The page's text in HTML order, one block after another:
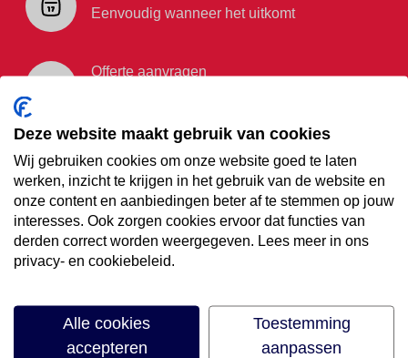
Eenvoudig wanneer het uitkomt
Offerte aanvragen
€35,- korting op je
volgende vakantie
Meld je aan voor onze nieuwsbrief
Deze website maakt gebruik van cookies
Wij gebruiken cookies om onze website goed te laten
werken, inzicht te krijgen in het gebruik van de website en
onze content en aanbiedingen beter af te stemmen op jouw
interesses. Ook zorgen cookies ervoor dat functies van
derden correct worden weergegeven. Lees meer in ons
privacy- en cookiebeleid.
Alle cookies
accepteren
Toestemming
aanpassen